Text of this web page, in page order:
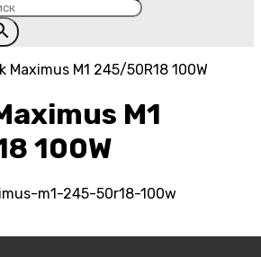
Maximus M1 245/50R18 100W
M1
100W
m1-245-50r18-100w